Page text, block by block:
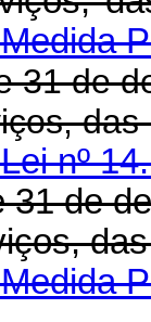
31 de
nº
31 de